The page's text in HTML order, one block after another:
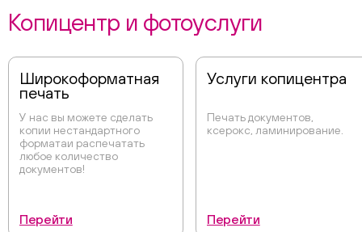
Копицентр и фотоуслуги
Широкоформатная
печать
У нас вы можете сделать
копии нестандартного
форматаи распечатать
любое количество
документов!
Перейти
Услуги копицентра
Печать документов,
ксерокс, ламинирование.
Перейти